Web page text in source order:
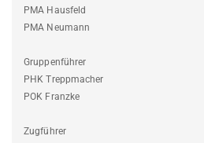
PMA Hausfeld
PMA Neumann
Gruppenführer
PHK Treppmacher
POK Franzke
Zugführer